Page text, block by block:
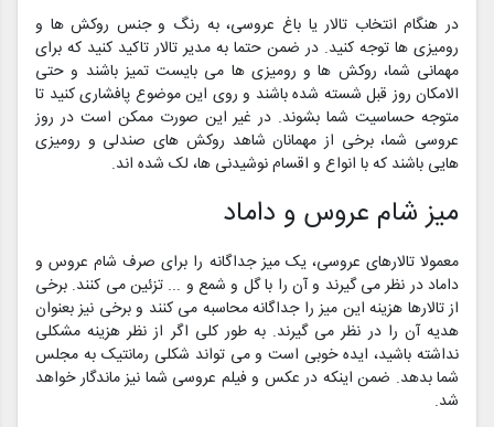
در هنگام انتخاب تالار یا باغ عروسی، به رنگ و جنس روکش ها و
رومیزی ها توجه کنید. در ضمن حتما به مدیر تالار تاکید کنید که برای
مهمانی شما، روکش ها و رومیزی ها می بایست تمیز باشند و حتی
الامکان روز قبل شسته شده باشند و روی این موضوع پافشاری کنید تا
متوجه حساسیت شما بشوند. در غیر این صورت ممکن است در روز
عروسی شما، برخی از مهمانان شاهد روکش های صندلی و رومیزی
هایی باشند که با انواع و اقسام نوشیدنی ها، لک شده اند.
میز شام عروس و داماد
معمولا تالارهای عروسی، یک میز جداگانه را برای صرف شام عروس و
داماد در نظر می گیرند و آن را با گل و شمع و ... تزئین می کنند. برخی
از تالارها هزینه این میز را جداگانه محاسبه می کنند و برخی نیز بعنوان
هدیه آن را در نظر می گیرند. به طور کلی اگر از نظر هزینه مشکلی
نداشته باشید، ایده خوبی است و می تواند شکلی رمانتیک به مجلس
شما بدهد. ضمن اینکه در عکس و فیلم عروسی شما نیز ماندگار خواهد
شد.